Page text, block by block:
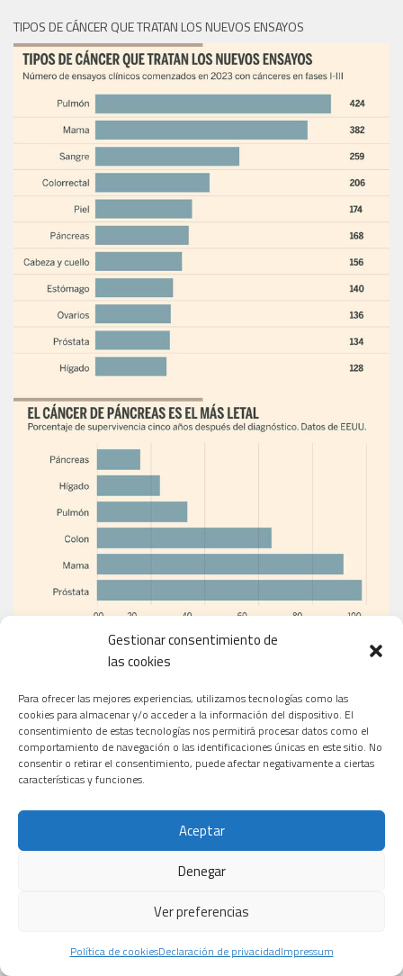
Gestionar consentimiento de
las cookies
Para ofrecer las mejores experiencias, utilizamos tecnologías como las
cookies para almacenar y/o acceder a la información del dispositivo. El
consentimiento de estas tecnologías nos permitirá procesar datos como el
comportamiento de navegación o las identificaciones únicas en este sitio. No
consentir o retirar el consentimiento, puede afectar negativamente a ciertas
características y funciones.
Aceptar
Denegar
Ver preferencias
Política de cookiesDeclaración de privacidadImpressum
TIPOS DE CÁNCER QUE TRATAN LOS NUEVOS ENSAYOS
EL PERIÓDICO